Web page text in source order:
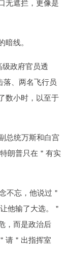
线。
政府官员透
落、两名飞行员
数小时，以至于
总统万斯和白宫
朗普只在＂有实
不忘，他说过＂
他输了大选。＂
，而是政治后
请＂出指挥室